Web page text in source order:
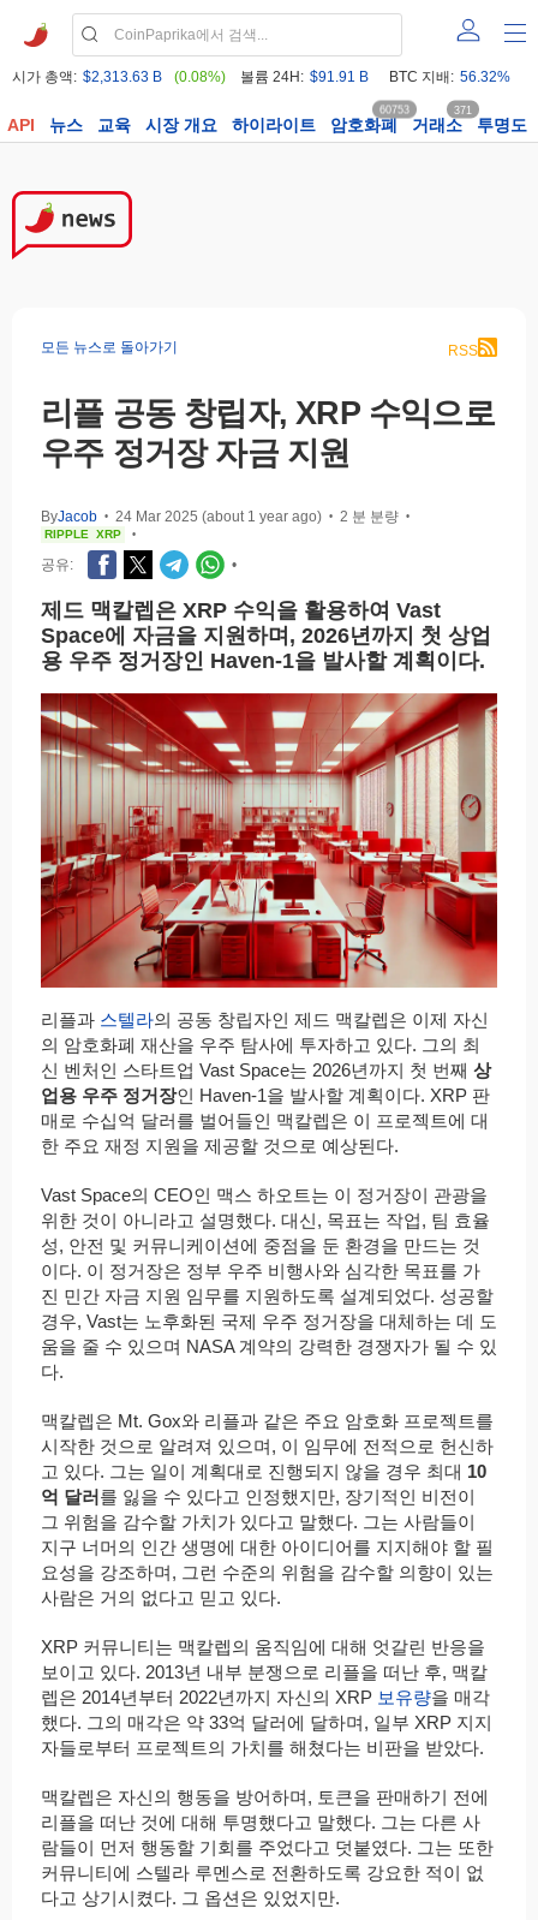
시가 총액: $2,313.63 B (0.08%) 볼륨 24H: $91.91 B BTC 지배: 56.32%
API 뉴스 교육 시장 개요 하이라이트 암호화폐
60753
거래소
371
투명도
모든 뉴스로 돌아가기 RSS
리플 공동 창립자, XRP 수익으로
우주 정거장 자금 지원
ByJacob • 24 Mar 2025 (about 1 year ago) • 2 분 분량 •
RIPPLE XRP •
공유: •
제드 맥칼렙은 XRP 수익을 활용하여 Vast
Space에 자금을 지원하며, 2026년까지 첫 상업
용 우주 정거장인 Haven-1을 발사할 계획이다.
리플과 스텔라의 공동 창립자인 제드 맥칼렙은 이제 자신
의 암호화폐 재산을 우주 탐사에 투자하고 있다. 그의 최
신 벤처인 스타트업 Vast Space는 2026년까지 첫 번째 상
업용 우주 정거장인 Haven-1을 발사할 계획이다. XRP 판
매로 수십억 달러를 벌어들인 맥칼렙은 이 프로젝트에 대
한 주요 재정 지원을 제공할 것으로 예상된다.
Vast Space의 CEO인 맥스 하오트는 이 정거장이 관광을
위한 것이 아니라고 설명했다. 대신, 목표는 작업, 팀 효율
성, 안전 및 커뮤니케이션에 중점을 둔 환경을 만드는 것
이다. 이 정거장은 정부 우주 비행사와 심각한 목표를 가
진 민간 자금 지원 임무를 지원하도록 설계되었다. 성공할
경우, Vast는 노후화된 국제 우주 정거장을 대체하는 데 도
움을 줄 수 있으며 NASA 계약의 강력한 경쟁자가 될 수 있
다.
맥칼렙은 Mt. Gox와 리플과 같은 주요 암호화 프로젝트를
시작한 것으로 알려져 있으며, 이 임무에 전적으로 헌신하
고 있다. 그는 일이 계획대로 진행되지 않을 경우 최대 10
억 달러를 잃을 수 있다고 인정했지만, 장기적인 비전이
그 위험을 감수할 가치가 있다고 말했다. 그는 사람들이
지구 너머의 인간 생명에 대한 아이디어를 지지해야 할 필
요성을 강조하며, 그런 수준의 위험을 감수할 의향이 있는
사람은 거의 없다고 믿고 있다.
XRP 커뮤니티는 맥칼렙의 움직임에 대해 엇갈린 반응을
보이고 있다. 2013년 내부 분쟁으로 리플을 떠난 후, 맥칼
렙은 2014년부터 2022년까지 자신의 XRP 보유량을 매각
했다. 그의 매각은 약 33억 달러에 달하며, 일부 XRP 지지
자들로부터 프로젝트의 가치를 해쳤다는 비판을 받았다.
맥칼렙은 자신의 행동을 방어하며, 토큰을 판매하기 전에
리플을 떠난 것에 대해 투명했다고 말했다. 그는 다른 사
람들이 먼저 행동할 기회를 주었다고 덧붙였다. 그는 또한
커뮤니티에 스텔라 루멘스로 전환하도록 강요한 적이 없
다고 상기시켰다. 그 옵션은 있었지만.